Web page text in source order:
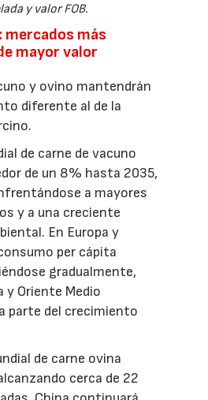
y valor FOB.
mercados más
mayor valor
y ovino mantendrán
diferente al de la
de carne de vacuno
de un 8% hasta 2035,
a mayores
y a una creciente
En Europa y
per cápita
gradualmente,
y Oriente Medio
parte del crecimiento
de carne ovina
cerca de 22